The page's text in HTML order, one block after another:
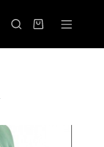
Shopping